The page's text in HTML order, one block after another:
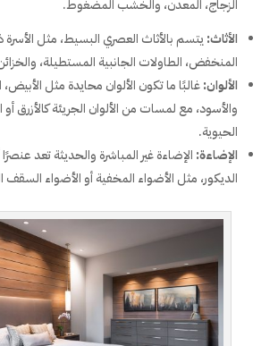
الزجاج، المعدن، والخشب المضغوط.
الأثاث:يتسم بالأثاث العصري البسيط، مثل
المنخفض، الطاولات الجانبية المستطيلة،
الألوان:غالبًا ما تكون الألوان محايدة مثل الأبيض،
والأسود، مع لمسات من الألوان الجريئة كالأزرق أو
الحيوية.
الإضاءة: الإضاءة غير المباشرة والحديثة تعد
الديكور، مثل الأضواء المخفية أو الأضواء السقف